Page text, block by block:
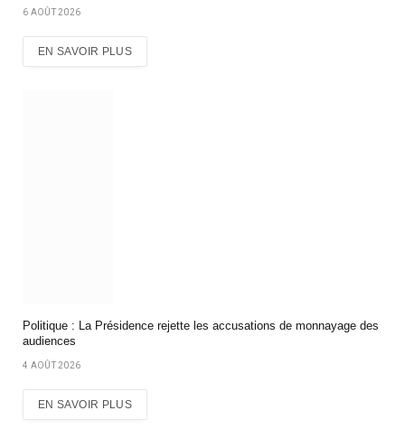
6 AOÛT 2026
EN SAVOIR PLUS
Politique : La Présidence rejette les accusations de monnayage des
audiences
4 AOÛT 2026
EN SAVOIR PLUS